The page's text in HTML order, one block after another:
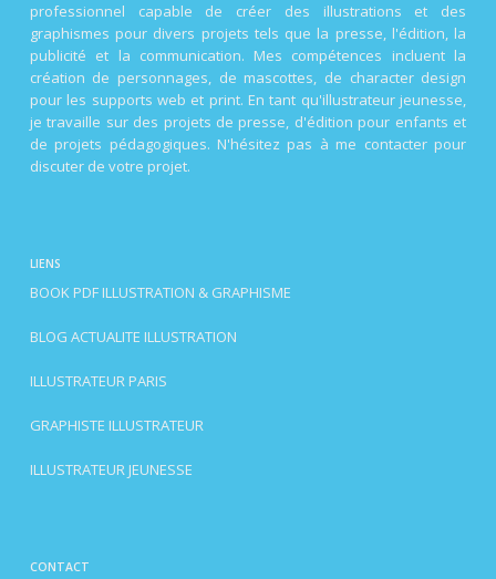
professionnel capable de créer des illustrations et des
graphismes pour divers projets tels que la presse, l'édition, la
publicité et la communication. Mes compétences incluent la
création de personnages, de mascottes, de character design
pour les supports web et print. En tant qu'illustrateur jeunesse,
je travaille sur des projets de presse, d'édition pour enfants et
de projets pédagogiques. N'hésitez pas à me contacter pour
discuter de votre projet.
LIENS
BOOK PDF ILLUSTRATION & GRAPHISME
BLOG ACTUALITE ILLUSTRATION
ILLUSTRATEUR PARIS
GRAPHISTE ILLUSTRATEUR
ILLUSTRATEUR JEUNESSE
CONTACT